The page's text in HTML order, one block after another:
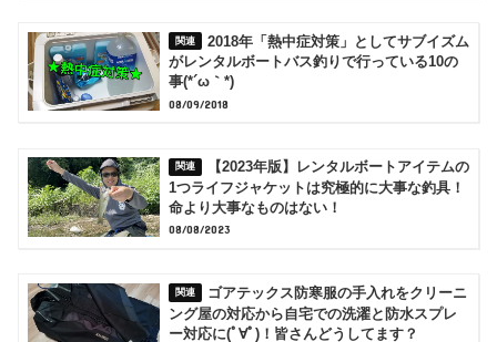
2018年「熱中症対策」としてサブイズム
がレンタルボートバス釣りで行っている10の
事(*´ω｀*)
08/09/2018
【2023年版】レンタルボートアイテムの
1つライフジャケットは究極的に大事な釣具！
命より大事なものはない！
08/08/2023
ゴアテックス防寒服の手入れをクリーニ
ング屋の対応から自宅での洗濯と防水スプレ
ー対応に(ﾟ∀ﾟ)！皆さんどうしてます？